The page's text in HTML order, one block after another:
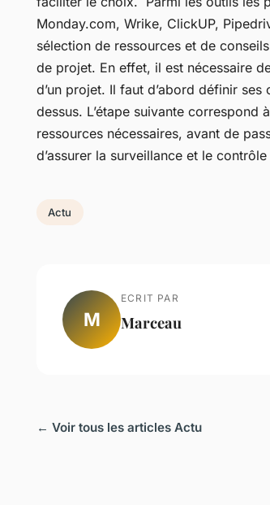
Monday.com, Wrike, ClickUP,
sélection de ressources et de
de projet. En effet, il est nécessaire
d’un projet. Il faut d’abord définir
dessus. L’étape suivante
ressources nécessaires, avant de
d’assurer la surveillance et le
Actu
M
ECRIT PAR
Marceau
← Voir tous les articles Actu